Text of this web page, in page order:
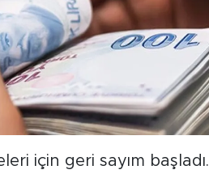
için geri sayım başladı.